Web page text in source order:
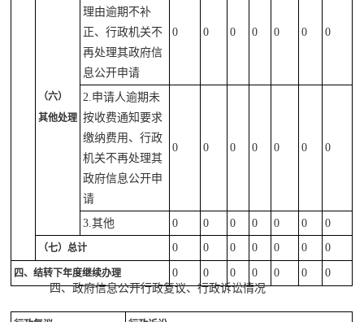
（六）
其他处理
理由逾期不补
正、行政机关不
再处理其政府信
息公开申请
0 0 0 0 0 0 0
2.申请人逾期未
按收费通知要求
缴纳费用、行政
机关不再处理其
政府信息公开申
请
0 0 0 0 0 0 0
3.其他 0 0 0 0 0 0 0
（七）总计 0 0 0 0 0 0 0
四、结转下年度继续办理 0 0 0 0 0 0
0
四、政府信息公开行政复议、行政诉讼情况